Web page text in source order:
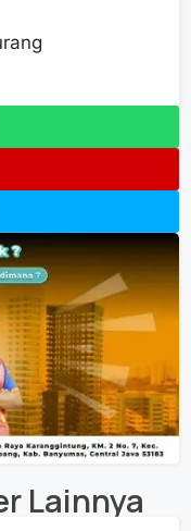
Lainnya